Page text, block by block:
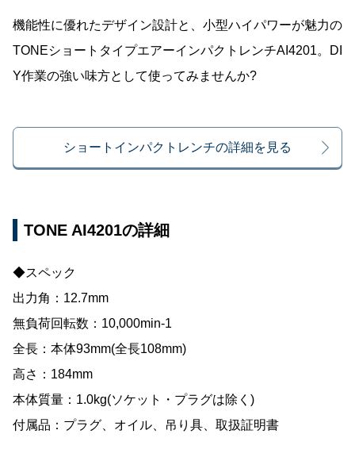
機能性に優れたデザイン設計と、小型ハイパワーが魅力の
TONEショートタイプエアーインパクトレンチAI4201。DI
Y作業の強い味方として使ってみませんか?
ショートインパクトレンチの詳細を見る
TONE AI4201の詳細
◆スペック
出力角：12.7mm
無負荷回転数：10,000min-1
全長：本体93mm(全長108mm)
高さ：184mm
本体質量：1.0kg(ソケット・プラグは除く)
付属品：プラグ、オイル、吊り具、取扱証明書